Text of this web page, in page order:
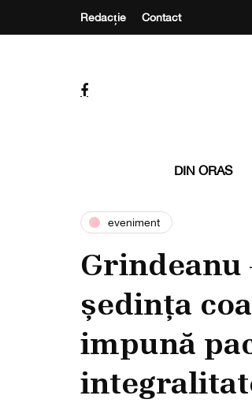
Redacție Contact
DIN ORAS
eveniment
Grindeanu
ședința
impună